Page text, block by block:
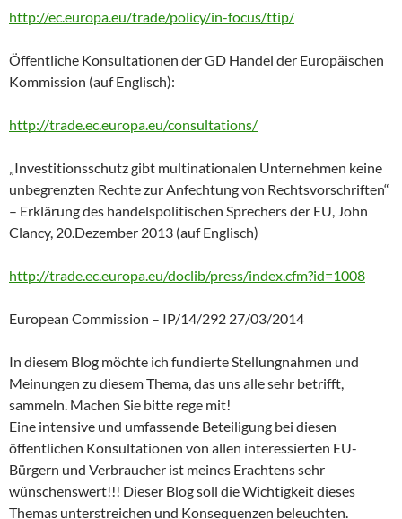
http://ec.europa.eu/trade/policy/in-focus/ttip/
Öffentliche Konsultationen der GD Handel der Europäischen
Kommission (auf Englisch):
http://trade.ec.europa.eu/consultations/
„Investitionsschutz gibt multinationalen Unternehmen keine
unbegrenzten Rechte zur Anfechtung von Rechtsvorschriften“
– Erklärung des handelspolitischen Sprechers der EU, John
Clancy, 20.Dezember 2013 (auf Englisch)
http://trade.ec.europa.eu/doclib/press/index.cfm?id=1008
European Commission – IP/14/292 27/03/2014
In diesem Blog möchte ich fundierte Stellungnahmen und
Meinungen zu diesem Thema, das uns alle sehr betrifft,
sammeln. Machen Sie bitte rege mit!
Eine intensive und umfassende Beteiligung bei diesen
öffentlichen Konsultationen von allen interessierten EU-
Bürgern und Verbraucher ist meines Erachtens sehr
wünschenswert!!! Dieser Blog soll die Wichtigkeit dieses
Themas unterstreichen und Konsequenzen beleuchten.